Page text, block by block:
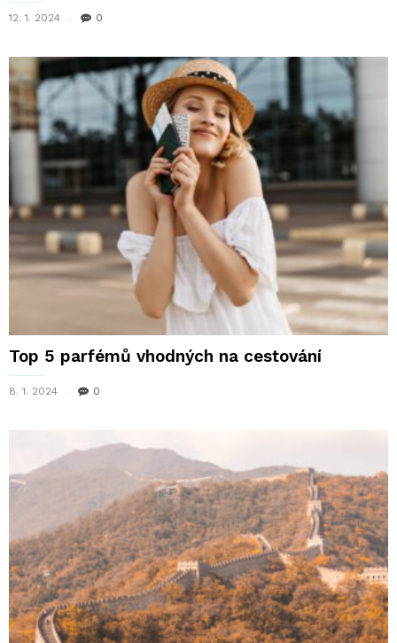
12. 1. 2024 0
Top 5 parfémů vhodných na cestování
8. 1. 2024 0